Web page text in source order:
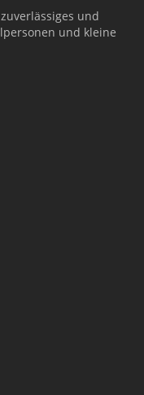
und
und kleine